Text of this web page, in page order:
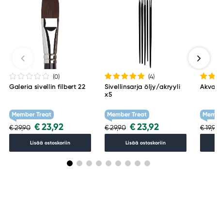
(0)
Galeria sivellin filbert 22
Member Treat
€ 29,90 € 23,92
Lisää ostoskoriin
(4)
Sivellinsarja öljy/akryyli
x5
Member Treat
€ 29,90 € 23,92
Lisää ostoskoriin
€